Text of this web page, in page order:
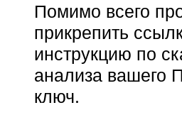
Помимо всего
прикрепить
инструкцию по
анализа вашего
ключ.